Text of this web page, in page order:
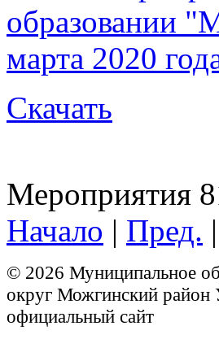
образовании
марта 2020
Скачать
Мероприятия
Начало | Пред. |
© 2026 Муниципальное
округ Можгинский район
официальный сайт